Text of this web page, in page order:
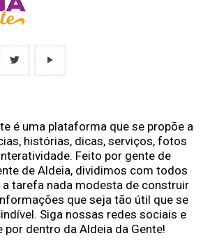
é uma plataforma que se propõe a
histórias, dicas, serviços, fotos
Feito por gente de
de Aldeia, dividimos com todos
a tarefa nada modesta de construir
que seja tão útil que se
Siga nossas redes sociais e
por dentro da Aldeia da Gente!